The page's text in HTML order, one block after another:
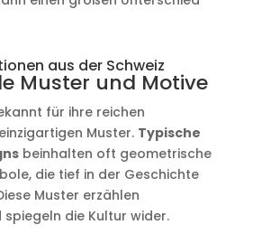
aus der Schweiz
Muster und Motive
für ihre reichen
Muster. Typische
beinhalten oft geometrische
die tief in der Geschichte
Muster erzählen
die Kultur wider.